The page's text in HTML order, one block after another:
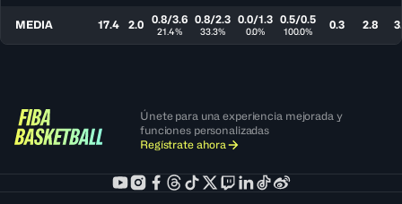
MEDIA 17.4 2.0 0.8/3.6
21.4%
0.8/2.3
33.3%
0.0/1.3
0.0%
0.5/0.5
100.0% 0.3 2.8
Únete para una experiencia mejorada y
funciones personalizadas
Regístrate ahora